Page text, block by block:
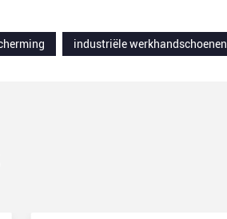
industriële werkhandschoenen